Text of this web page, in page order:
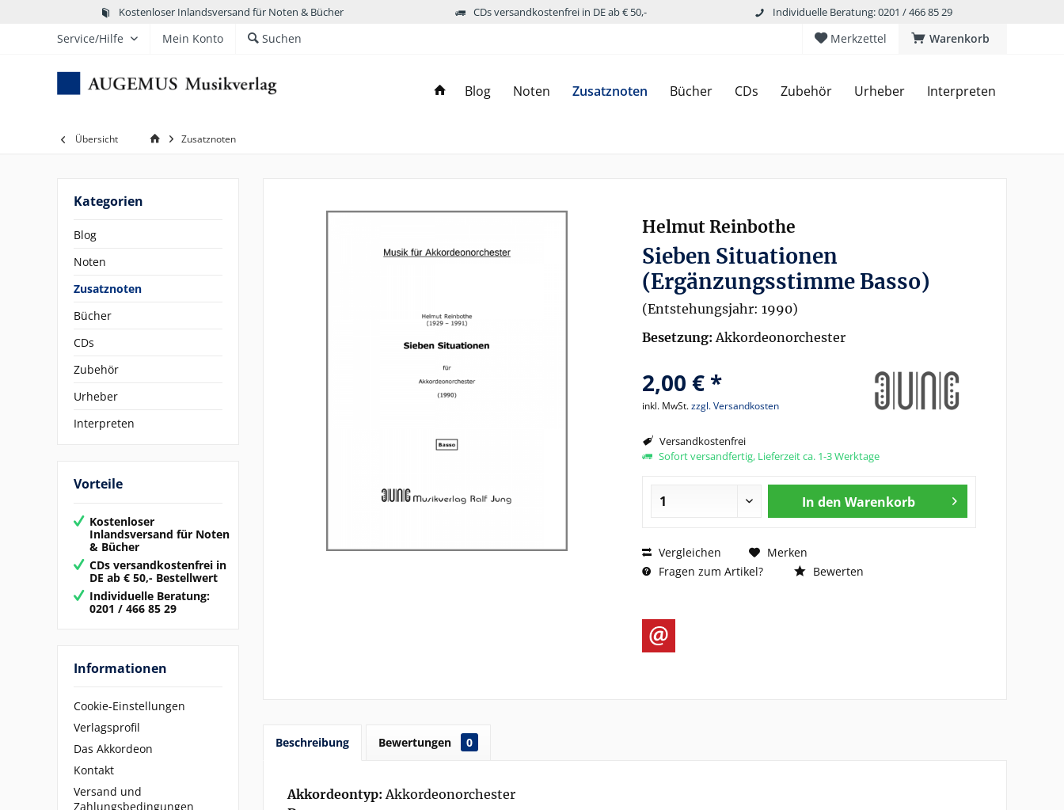
Kostenloser Inlandsversand für Noten & Bücher CDs versandkostenfrei in DE ab € 50,- Individuelle Beratung: 0201 / 466 85 29
Warenkorb
Merkzettel
Service/Hilfe Mein Konto Suchen
Blog Noten Zusatznoten Bücher CDs Zubehör Urheber Interpreten
Übersicht Zusatznoten
Kategorien
Blog
Noten
Zusatznoten
Bücher
CDs
Zubehör
Urheber
Interpreten
Vorteile
Kostenloser
Inlandsversand für Noten
& Bücher
CDs versandkostenfrei in
DE ab € 50,- Bestellwert
Individuelle Beratung:
0201 / 466 85 29
Informationen
Cookie-Einstellungen
Verlagsprofil
Das Akkordeon
Kontakt
Versand und
Zahlungsbedingungen
Helmut Reinbothe
Sieben Situationen
(Ergänzungsstimme Basso)
(Entstehungsjahr: 1990)
Besetzung: Akkordeonorchester
2,00 € *
inkl. MwSt.zzgl. Versandkosten
Versandkostenfrei
Sofort versandfertig, Lieferzeit ca. 1-3 Werktage
In den Warenkorb
Vergleichen
Merken
Fragen zum Artikel?
Bewerten
Beschreibung Bewertungen 0
Akkordeontyp: Akkordeonorchester